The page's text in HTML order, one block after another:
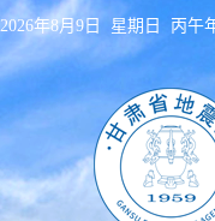
2026年8月9日 星期日 丙午